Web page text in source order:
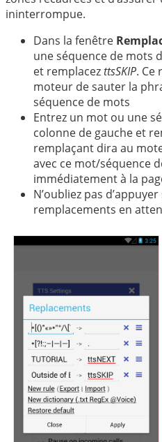
ininterrompue.
Dans la fenêtre
une séquence de mots
et remplacezttsSKIP. Ce
moteur de sauter la
séquence de mots
Entrez un mot ou une
colonne de gauche et
remplaçant dira au
avec ce mot/séquence
immédiatement à la
N’oubliez pas
remplacements en